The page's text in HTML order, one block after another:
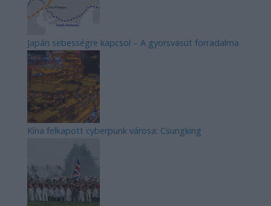
Japán sebességre kapcsol – A gyorsvasút forradalma
Kína felkapott cyberpunk városa: Csungking